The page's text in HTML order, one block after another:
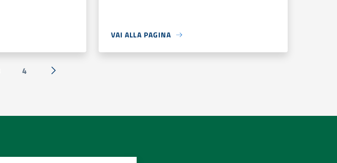
VAI ALLA PAGINA
4
Successiva »